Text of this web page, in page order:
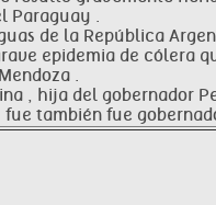
Paraguay .
de la República
epidemia de cólera
.
, hija del gobernador
también fue